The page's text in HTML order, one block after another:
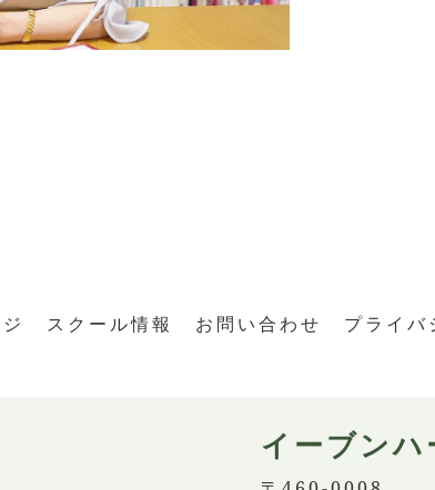
スクール情報 お問い合わせ プライバ
イーブン